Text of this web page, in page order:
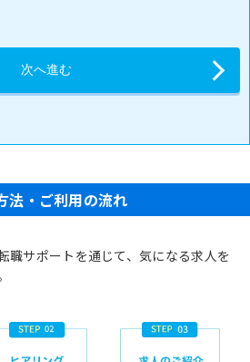
法・ご利用の流れ
職サポートを通じて、気になる求人を